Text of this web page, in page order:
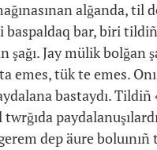
alğanda, til
baspaldaq bar, biri
Jay mülik bolğan
emes, tük te emes.
bastaydı.
dep äure